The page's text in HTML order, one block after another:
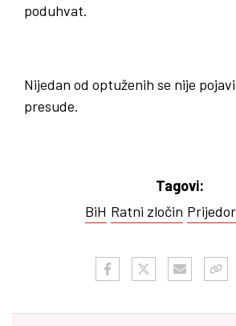
poduhvat.
Nijedan od optuženih se nije
presude.
Tagovi:
BiH Ratni zločin Prijedor